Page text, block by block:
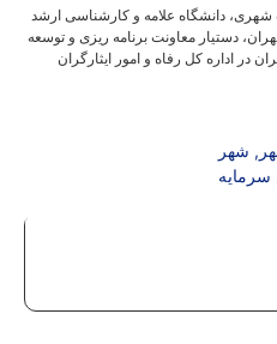
دانشگاه علامه و کارشناسی ارشد
دستیار معاونت برنامه ‌ریزی و توسعه
در اداره کل رفاه و امور ایثارگران
, شهر
سرمایه